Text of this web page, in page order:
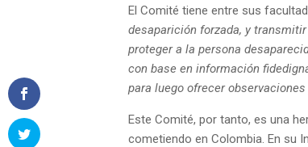
El Comité tiene entre sus
desaparición forzada, y
proteger a la persona
con base en información
para luego ofrecer
Este Comité, por tanto, es una
cometiendo en Colombia. En su